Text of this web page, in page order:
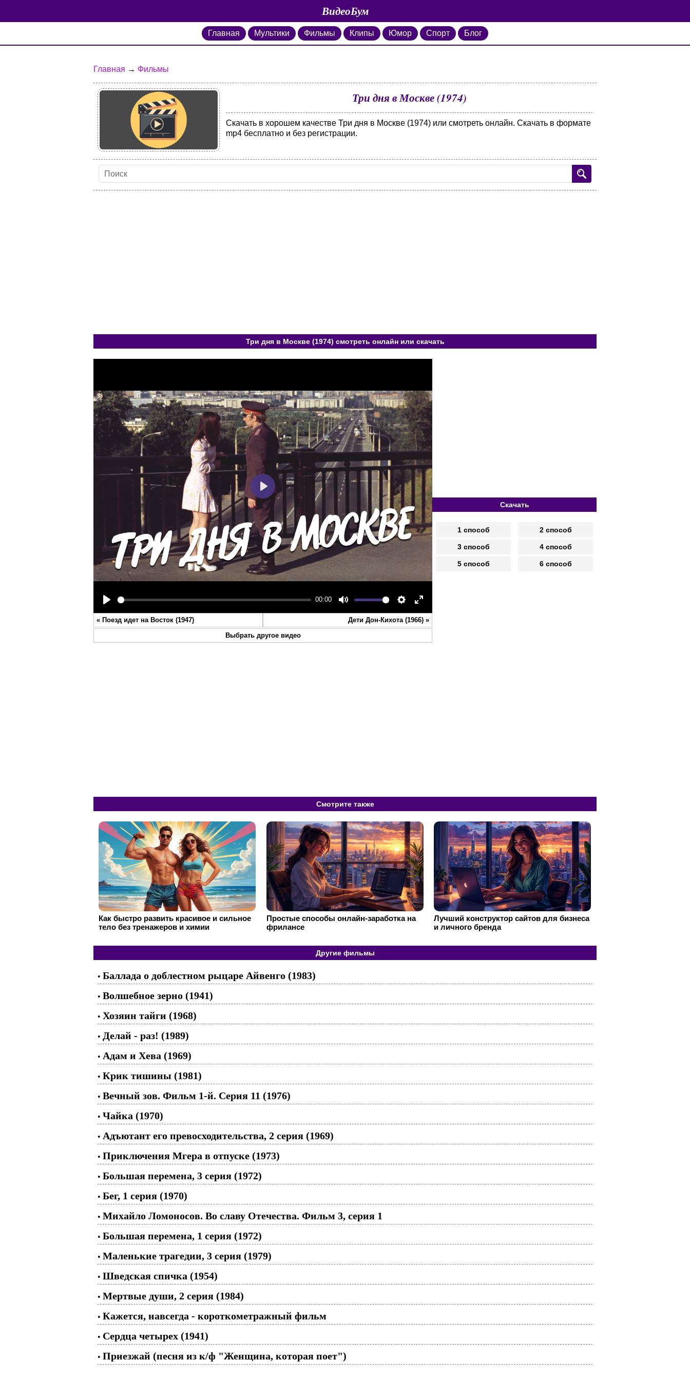
ВидеоБум
Главная Мультики Фильмы Клипы Юмор Спорт Блог
Главная → Фильмы
Три дня в Москве (1974)
Скачать в хорошем качестве Три дня в Москве (1974) или смотреть онлайн. Скачать в формате
mp4 бесплатно и без регистрации.
Три дня в Москве (1974) смотреть онлайн или скачать
Play
00:00
Mute Settings
Enter
fullscreen
Play
« Поезд идет на Восток (1947) Дети Дон-Кихота (1966) »
Выбрать другое видео
Скачать
1 способ 2 способ
3 способ 4 способ
5 способ 6 способ
Смотрите также
Как быстро развить красивое и сильное
тело без тренажеров и химии
Простые способы онлайн-заработка на
фрилансе
Лучший конструктор сайтов для бизнеса
и личного бренда
Другие фильмы
• Баллада о доблестном рыцаре Айвенго (1983)
• Волшебное зерно (1941)
• Хозяин тайги (1968)
• Делай - раз! (1989)
• Адам и Хева (1969)
• Крик тишины (1981)
• Вечный зов. Фильм 1-й. Серия 11 (1976)
• Чайка (1970)
• Адъютант его превосходительства, 2 серия (1969)
• Приключения Мгера в отпуске (1973)
• Большая перемена, 3 серия (1972)
• Бег, 1 серия (1970)
• Михайло Ломоносов. Во славу Отечества. Фильм 3, серия 1
• Большая перемена, 1 серия (1972)
• Маленькие трагедии, 3 серия (1979)
• Шведская спичка (1954)
• Мертвые души, 2 серия (1984)
• Кажется, навсегда - короткометражный фильм
• Сердца четырех (1941)
• Приезжай (песня из к/ф "Женщина, которая поет")